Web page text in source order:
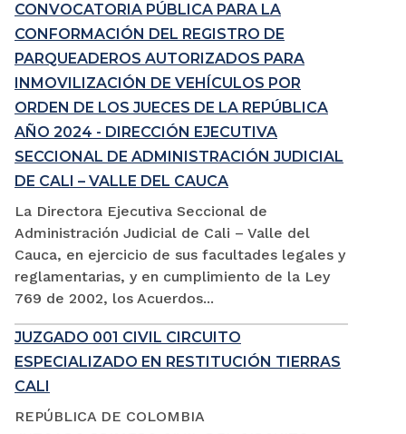
CONVOCATORIA PÚBLICA PARA LA
CONFORMACIÓN DEL REGISTRO DE
PARQUEADEROS AUTORIZADOS PARA
INMOVILIZACIÓN DE VEHÍCULOS POR
ORDEN DE LOS JUECES DE LA REPÚBLICA
AÑO 2024 - DIRECCIÓN EJECUTIVA
SECCIONAL DE ADMINISTRACIÓN JUDICIAL
DE CALI – VALLE DEL CAUCA
La Directora Ejecutiva Seccional de
Administración Judicial de Cali – Valle del
Cauca, en ejercicio de sus facultades legales y
reglamentarias, y en cumplimiento de la Ley
769 de 2002, los Acuerdos...
JUZGADO 001 CIVIL CIRCUITO
ESPECIALIZADO EN RESTITUCIÓN TIERRAS
CALI
REPÚBLICA DE COLOMBIA